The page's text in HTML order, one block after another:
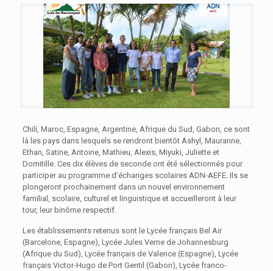
Chili, Maroc, Espagne, Argentine, Afrique du Sud, Gabon, ce sont
là les pays dans lesquels se rendront bientôt Ashyl, Mauranne,
Ethan, Satine, Antoine, Mathieu, Alexis, Miyuki, Juliette et
Domitille. Ces dix élèves de seconde ont été sélectionnés pour
participer au programme d’échanges scolaires ADN-AEFE. Ils se
plongeront prochainement dans un nouvel environnement
familial, scolaire, culturel et linguistique et accueilleront à leur
tour, leur binôme respectif.
Les établissements retenus sont le Lycée français Bel Air
(Barcelone, Espagne), Lycée Jules Verne de Johannesburg
(Afrique du Sud), Lycée français de Valence (Espagne), Lycée
français Victor-Hugo de Port Gentil (Gabon), Lycée franco-